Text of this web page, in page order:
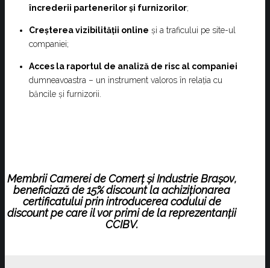
încrederii partenerilor și furnizorilor;
Creșterea vizibilității online și a traficului pe site-ul
companiei;
Acces la raportul de analiză de risc al companiei
dumneavoastra – un instrument valoros în relația cu
băncile și furnizorii.
Membrii Camerei de Comerț și Industrie Brașov,
beneficiază de15% discountla achiziționarea
certificatului prin introducerea codului de
discount pe care il vor primi de la reprezentanții
CCIBV.